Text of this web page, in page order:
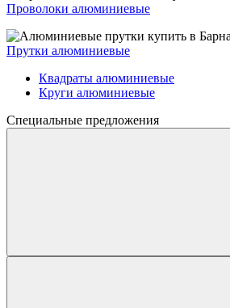
Проволоки алюминиевые
Прутки алюминиевые
Квадраты алюминиевые
Круги алюминиевые
Специальные предложения